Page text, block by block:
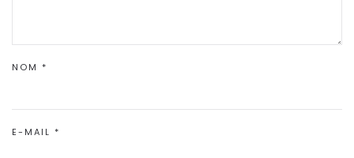
NOM *
E-MAIL *